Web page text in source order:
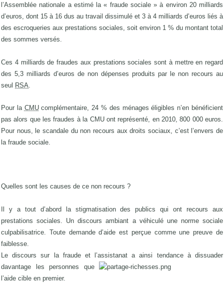
l’Assemblée nationale a estimé la « fraude sociale » à environ 20 milliards
d’euros, dont 15 à 16 dus au travail dissimulé et 3 à 4 milliards d’euros liés à
des escroqueries aux prestations sociales, soit environ 1 % du montant total
des sommes versés.
Ces 4 milliards de fraudes aux prestations sociales sont à mettre en regard
des 5,3 milliards d’euros de non dépenses produits par le non recours au
seul RSA
Pour la CMUcomplémentaire, 24 % des ménages éligibles n’en bénéficient
pas alors que les fraudes à la CMU ont représenté, en 2010, 800 000 euros.
Pour nous, le scandale du non recours aux droits sociaux, c’est l’envers de
la fraude sociale.
Quelles sont les causes de ce non recours ?
Il y a tout d’abord la stigmatisation des publics qui ont recours aux
prestations sociales. Un discours ambiant a véhiculé une norme sociale
culpabilisatrice. Toute demande d’aide est perçue comme une preuve de
faiblesse.
Le discours sur la fraude et l’assistanat a ainsi tendance à dissuader
davantage les personnes que
l’aide cible en premier.